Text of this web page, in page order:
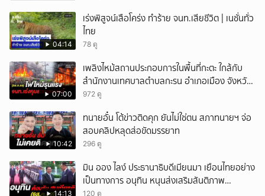
04:14
เร่งพิสูจน์เสือโคร่ง ทำร้าย จนท.เสียชีวิต | เนชั่นทั่ว
ไทย
78 ดู
07:00
เพลิงไหม้สถานประกอบการในพื้นที่กะตะ ใกล้กับ
สำนักงานเทศบาลตำบลกะรน อำเภอเมือง จังหวัด
ภูเก็ต
972 ดู
10:42
ทนายอั๋น โต้ข่าวติดคุก ยันไม่ใช่ตน สภาทนายฯ จ่อ
สอบคลิปหลุดส่อขัดมรรยาท
296 ดู
14:13
มิน ออง ไลง์ ประธานาธิบดีเมียนมา เยือนไทยอย่าง
เป็นทางการ อนุทิน หนุนส่งเสริมสันติภาพ
120 ดู